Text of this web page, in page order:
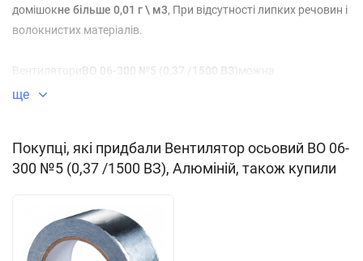
домішокне більше 0,01 г \ м3, При відсутності липких речовин і
волокнистих матеріалів.
ВентиляториВО 06-300 №5 (0,37 /1500 ВЗ)
можна
експлуатувати в кліматичних районах з помірним і тропічним
тропічного виконання). При захисті двигуна від прямого
попадання сонячних променів і атмосферних опадів для
розміщення.
Загальна інформація про осьових вентиляторах ВО 06-300 №5
ще
Покупці, які придбали Вентилятор осьовий ВО 06-
300 №5 (0,37 /1500 ВЗ), Алюміній, також купили